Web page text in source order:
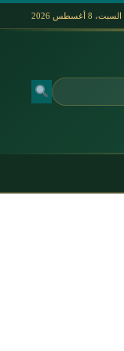
السبت، 8 أغسطس 2026